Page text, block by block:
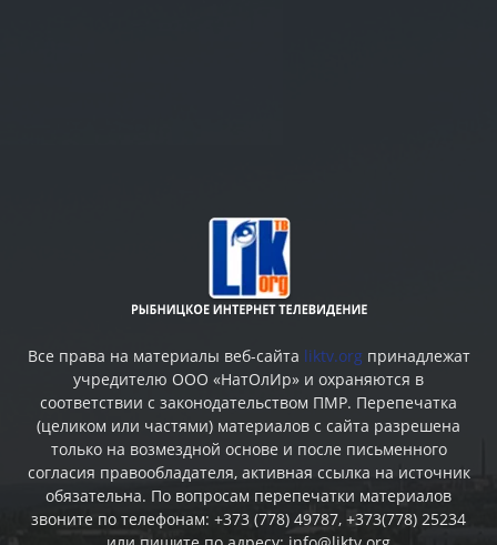
Все права на материалы веб-сайта liktv.org принадлежат
учредителю ООО «НатОлИр» и охраняются в
соответствии с законодательством ПМР. Перепечатка
(целиком или частями) материалов c сайта разрешена
только на возмездной основе и после письменного
согласия правообладателя, активная ссылка на источник
обязательна. По вопросам перепечатки материалов
звоните по телефонам: +373 (778) 49787, +373(778) 25234